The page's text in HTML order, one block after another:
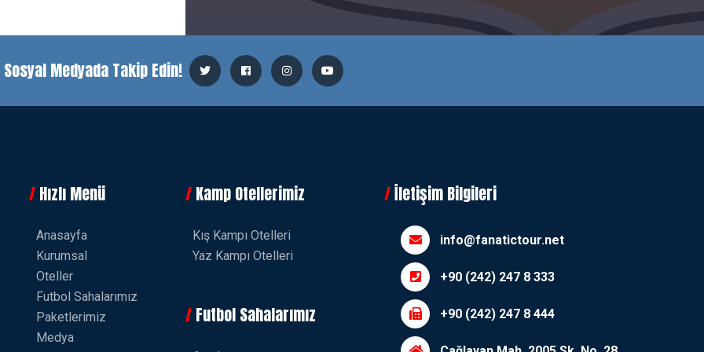
Medyada Takip Edin!
Hızlı Menü
Anasayfa
Kurumsal
Oteller
Futbol Sahalarımız
Paketlerimiz
Medya
Kamp Otellerimiz
Kış Kampı Otelleri
Yaz Kampı Otelleri
Futbol Sahalarımız
İletişim Bilgileri
info@fanatictour.net
+90 (242) 247 8 333
+90 (242) 247 8 444